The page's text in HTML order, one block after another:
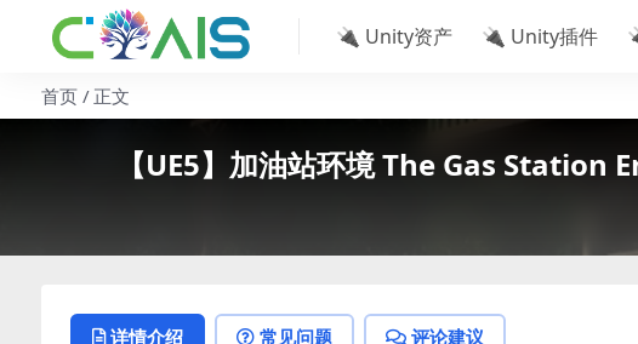
🔌 Unity资产 🔌 Unity插件
首页 正文
【UE5】加油站环境 The Gas
详情介绍 常见问题 评论建议